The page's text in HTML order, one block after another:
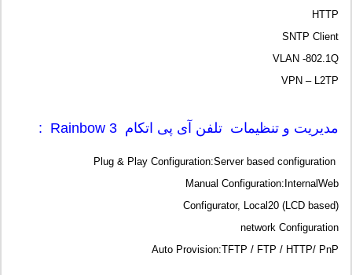
HTTP
SNTP Client
VLAN -802.1Q
VPN – L2TP
مدیریت و تنظیمات تلفن آی پی اتکام Rainbow 3 :
Manual Configuration:InternalWeb
Configurator, Local20 (LCD based)
network Configuration
Auto Provision:TFTP / FTP / HTTP/ PnP